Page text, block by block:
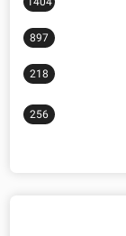
897
218
256